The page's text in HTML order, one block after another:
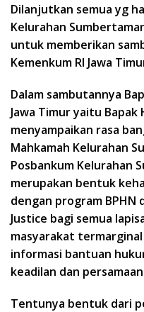
Dilanjutkan semua yg
Kelurahan
untuk memberikan
Kemenkum RI Jawa
Dalam sambutannya
Jawa Timur yaitu Bapak
menyampaikan rasa
Mahkamah Kelurahan
Posbankum Kelurahan
merupakan bentuk
dengan program BPHN
Justice bagi semua
masyarakat
informasi bantuan
keadilan dan
Tentunya bentuk dari